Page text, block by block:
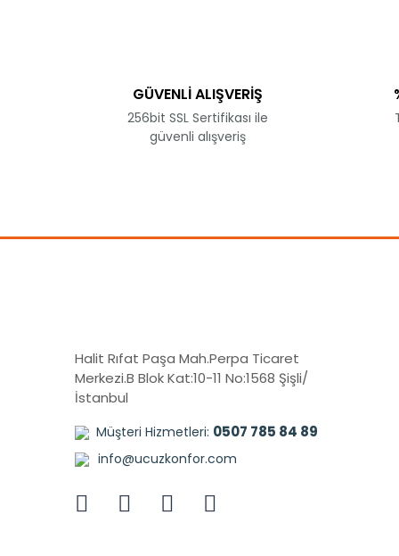
Ürün fiyatı diğer sitelerden daha pahalı.
Bu ürüne benzer farklı alternatifler olmalı.
GÜVENLİ ALIŞVERİŞ
256bit SSL Sertifikası ile
güvenli alışveriş
Halit Rıfat Paşa Mah.Perpa Ticaret
Merkezi.B Blok Kat:10-11 No:1568 Şişli/
İstanbul
Müşteri Hizmetleri: 0507 785 84 89
info@ucuzkonfor.com